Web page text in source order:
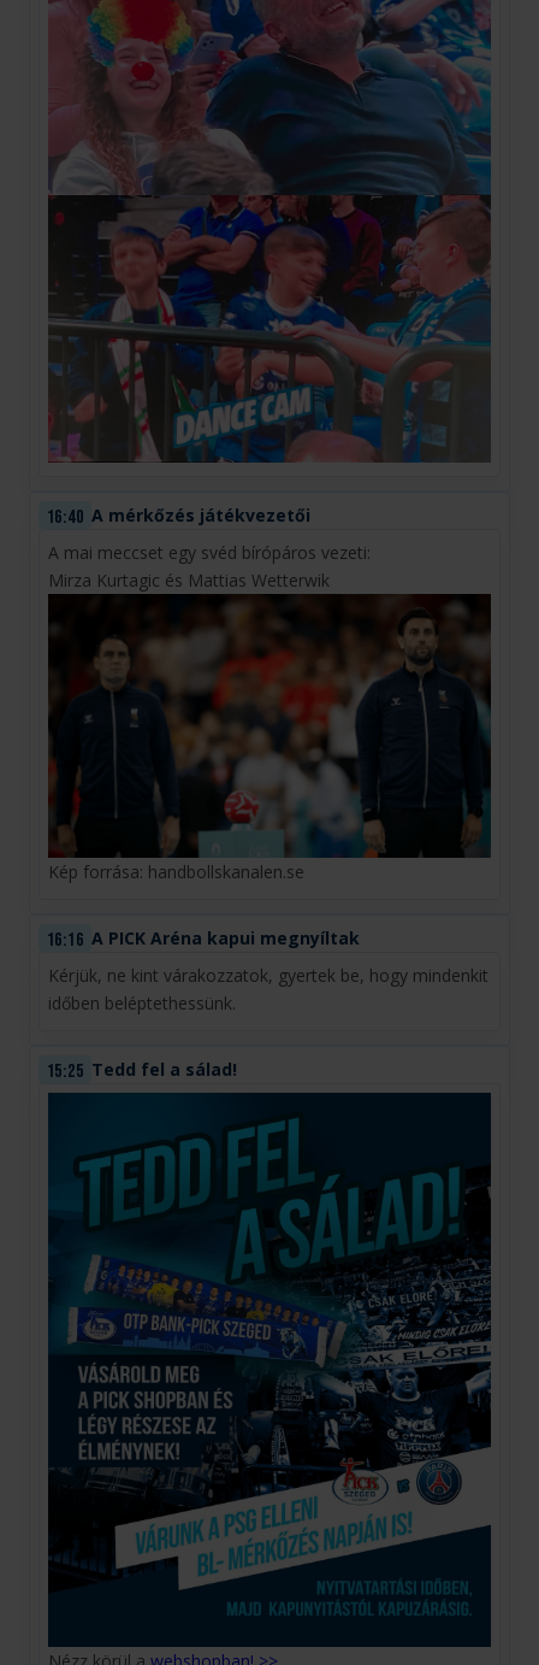
16:40 A mérkőzés játékvezetői
A mai meccset egy svéd bírópáros vezeti:
Mirza Kurtagic és Mattias Wetterwik
Kép forrása: handbollskanalen.se
16:16 A PICK Aréna kapui megnyíltak
Kérjük, ne kint várakozzatok, gyertek be, hogy mindenkit
időben beléptethessünk.
15:25 Tedd fel a sálad!